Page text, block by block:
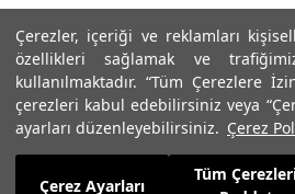
Çerezler, içeriği ve reklamları
özellikleri sağlamak ve
kullanılmaktadır. “Tüm Çerezlere
çerezleri kabul edebilirsiniz veya
ayarları düzenleyebilirsiniz. Çerez
Çerez Ayarları
Tüm
2.242,49 TL
© 2025 Roman® Tüm Hakları